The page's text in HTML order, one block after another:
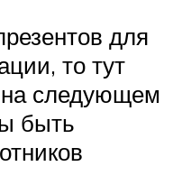
для
то тут
на следующем
быть